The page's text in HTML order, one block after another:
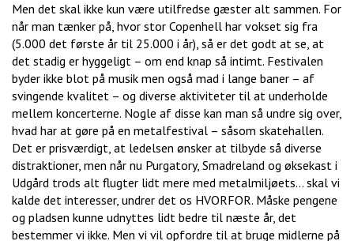
Men det skal ikke kun være utilfredse gæster alt sammen. For
når man tænker på, hvor stor Copenhell har vokset sig fra
(5.000 det første år til 25.000 i år), så er det godt at se, at
det stadig er hyggeligt – om end knap så intimt. Festivalen
byder ikke blot på musik men også mad i lange baner – af
svingende kvalitet – og diverse aktiviteter til at underholde
mellem koncerterne. Nogle af disse kan man så undre sig over,
hvad har at gøre på en metalfestival – såsom skatehallen.
Det er prisværdigt, at ledelsen ønsker at tilbyde så diverse
distraktioner, men når nu Purgatory, Smadreland og øksekast i
Udgård trods alt flugter lidt mere med metalmiljøets… skal vi
kalde det interesser, undrer det os HVORFOR. Måske pengene
og pladsen kunne udnyttes lidt bedre til næste år, det
bestemmer vi ikke. Men vi vil opfordre til at bruge midlerne på